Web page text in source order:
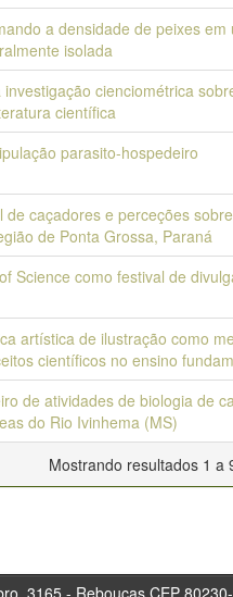
a densidade de peixes
isolada
investigação cienciométrica
científica
parasito-hospedeiro
de caçadores e perceções
de Ponta Grossa, Paraná
Science como festival de
artística de ilustração como
científicos no ensino
de atividades de biologia de
do Rio Ivinhema (MS)
Mostrando resultados 1 a
- Rebouças CEP